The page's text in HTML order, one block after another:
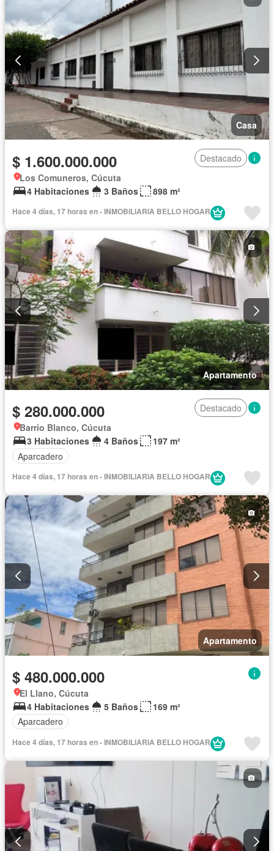
Casa
$ 1.600.000.000
Destacado
Los Comuneros, Cúcuta
4 Habitaciones
3 Baños 898 m²
Hace 4 días, 17 horas en - INMOBILIARIA BELLO HOGAR
Apartamento
$ 280.000.000
Destacado
Barrio Blanco, Cúcuta
3 Habitaciones
4 Baños
197 m²
Aparcadero
Hace 4 días, 17 horas en - INMOBILIARIA BELLO HOGAR
Apartamento
$ 480.000.000
El Llano, Cúcuta
4 Habitaciones
5 Baños
169 m²
Aparcadero
Hace 4 días, 17 horas en - INMOBILIARIA BELLO HOGAR